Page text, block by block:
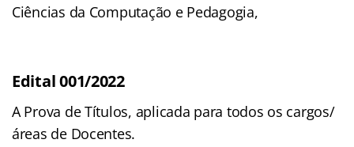
Ciências da Computação e Pedagogia,
Edital 001/2022
A Prova de Títulos, aplicada para todos os cargos/
áreas de Docentes.